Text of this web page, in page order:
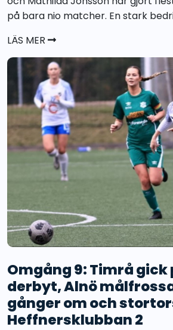
på bara nio matcher. En stark
LÄS MER
Omgång 9: Timrå gick
derbyt, Alnö
gånger om och
Heffnersklubban 2